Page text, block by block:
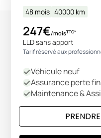
48 mois 40000 km
247€/moisTTC*
LLD sans apport
Tarif réservé aux
Véhicule neuf
Assurance perte
Maintenance &